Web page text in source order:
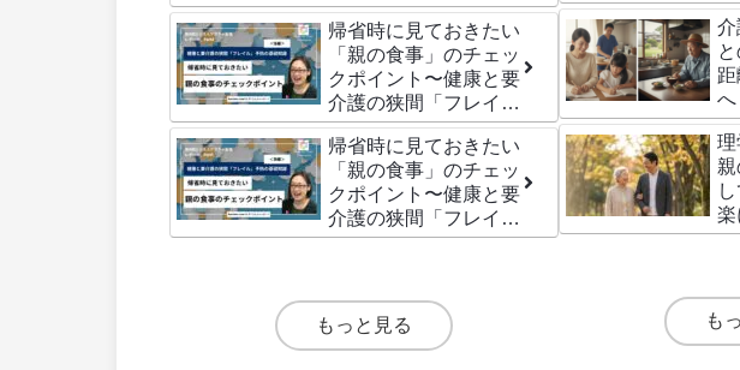
ル」予防の基礎知識〜
(Q&A)
帰省時に見ておきたい
「親の食事」のチェッ
クポイント〜健康と要
介護の狭間「フレイ
ル」予防の基礎知識〜
(後編)
帰省時に見ておきたい
「親の食事」のチェッ
クポイント〜健康と要
介護の狭間「フレイ
ル」予防の基礎知識〜
もっと見る
介
へ
理
親
楽
も